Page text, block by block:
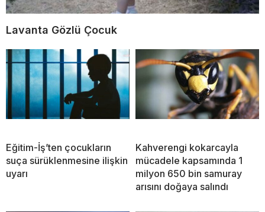
Lavanta Gözlü Çocuk
Eğitim-İş’ten çocukların
suça sürüklenmesine ilişkin
uyarı
Kahverengi kokarcayla
mücadele kapsamında 1
milyon 650 bin samuray
arısını doğaya salındı